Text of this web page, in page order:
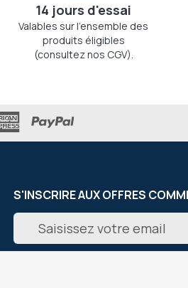
14 jours d'essai
Valables sur l'ensemble des
produits éligibles
(consultez nos CGV).
S'INSCRIRE AUX OFFRES
Inscription
notre